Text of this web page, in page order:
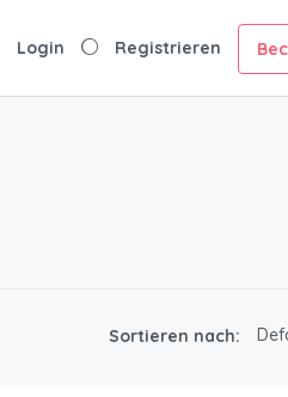
Login Registrieren
Sortieren nach: